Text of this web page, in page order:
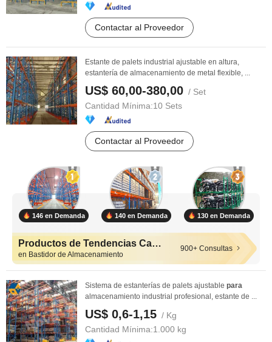
Contactar al Proveedor
Estante de palets industrial ajustable en altura,
estantería de almacenamiento de metal flexible, ...
US$ 60,00-380,00 / Set
Cantidad Mínima:10 Sets
Contactar al Proveedor
146 en Demanda 140 en Demanda 130 en Demanda
Productos de Tendencias Calientes
en Bastidor de Almacenamiento
900+ Consultas
Sistema de estanterías de palets ajustable para
almacenamiento industrial profesional, estante de ...
US$ 0,6-1,15 / Kg
Cantidad Mínima:1.000 kg